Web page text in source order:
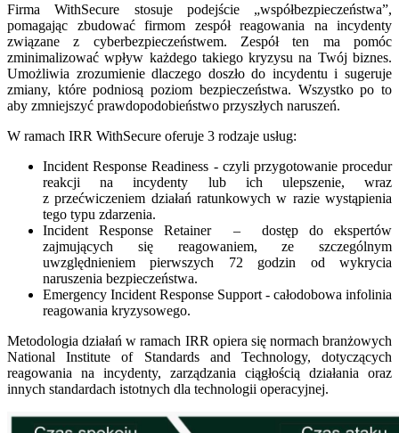
Firma WithSecure stosuje podejście „współbezpieczeństwa”,
pomagając zbudować firmom zespół reagowania na incydenty
związane z cyberbezpieczeństwem. Zespół ten ma pomóc
zminimalizować wpływ każdego takiego kryzysu na Twój biznes.
Umożliwia zrozumienie dlaczego doszło do incydentu i sugeruje
zmiany, które podniosą poziom bezpieczeństwa. Wszystko po to
aby zmniejszyć prawdopodobieństwo przyszłych naruszeń.
W ramach IRR WithSecure oferuje 3 rodzaje usług:
Incident Response Readiness - czyli przygotowanie procedur
reakcji na incydenty lub ich ulepszenie, wraz
z przećwiczeniem działań ratunkowych w razie wystąpienia
tego typu zdarzenia.
Incident Response Retainer – dostęp do ekspertów
zajmujących się reagowaniem, ze szczególnym
uwzględnieniem pierwszych 72 godzin od wykrycia
naruszenia bezpieczeństwa.
Emergency Incident Response Support - całodobowa infolinia
reagowania kryzysowego.
Metodologia działań w ramach IRR opiera się normach branżowych
National Institute of Standards and Technology, dotyczących
reagowania na incydenty, zarządzania ciągłością działania oraz
innych standardach istotnych dla technologii operacyjnej.